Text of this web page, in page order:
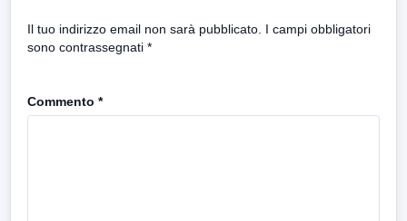
Il tuo indirizzo email non sarà pubblicato. I campi obbligatori
sono contrassegnati *
Commento *